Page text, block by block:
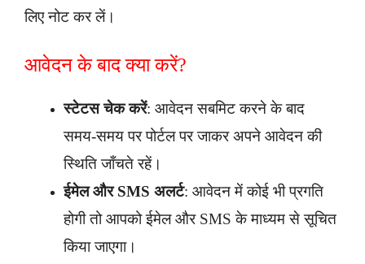
लिए नोट कर लें।
आवेदन के बाद क्या करें?
स्टेटस चेक करें: आवेदन सबमिट करने के बाद
समय-समय पर पोर्टल पर जाकर अपने आवेदन की
स्थिति जाँचते रहें।
ईमेल और SMS अलर्ट: आवेदन में कोई भी प्रगति
होगी तो आपको ईमेल और SMS के माध्यम से सूचित
किया जाएगा।